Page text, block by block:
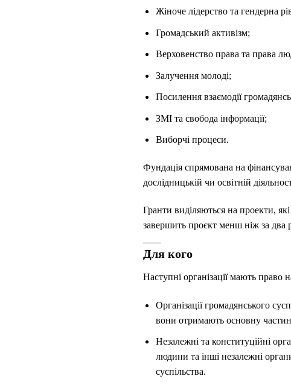
Жіноче лідерство та гендерна
Громадський активізм;
Верховенство права та права
Залучення молоді;
Посилення взаємодії
ЗМІ та свобода інформації;
Виборчі процеси.
Фундація спрямована на
дослідницькій чи освітній
Гранти виділяються на проекти,
завершить проєкт менш ніж за два
Для кого
Наступні організації мають право
Організації громадянського
вони отримають основну
Незалежні та конституційні
людини та інші незалежні
суспільства.